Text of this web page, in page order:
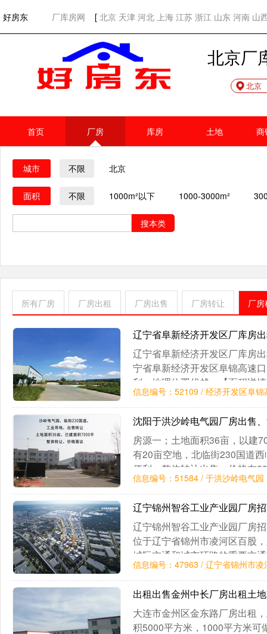
好房东 厂库房网 [ 北京 天津 河北 上海 江苏 浙江 山东 河南 山
欢迎访问好房东！网站首页
北京厂
北京
首页 厂房 库房 土地 商
城市 不限 北京
面积 不限 1000m²以下 1000-3000m²
搜本类
所有厂房 厂房出租 厂房出售 厂房转让 厂
辽宁省阜新经济开发区厂库房
辽宁省阜新经济开发区厂库房
宁省阜新经济开发区阜锦高速
利，地理位置优越。【面积详
14000，两个土地证，分别是
土
信息编号：52109 / 经济开发区阜锦
沈阳于洪沙岭电气园厂房出售
房源一；土地面积36亩，以建
有20亩空地，北临街230国道
便利。整体转让出售，价格在
二；胡台，占地面积20亩已建
230国道，地理位置优越，交
1500万，具体价格面议。
信息编号：51584 / 于洪沙岭电气园
辽宁锦州智谷工业产业园厂房
辽宁锦州智谷工业产业园厂房
位于辽宁省锦州市凌河区百股
城际交通和城市环路的重要交
便利。【园区概况】整体规划
信息编号：47963 / 辽宁省锦州市
出租出售金州中长厂房出租土
大连市金州区金东路厂房出租
积5000平方米，1000平方米可